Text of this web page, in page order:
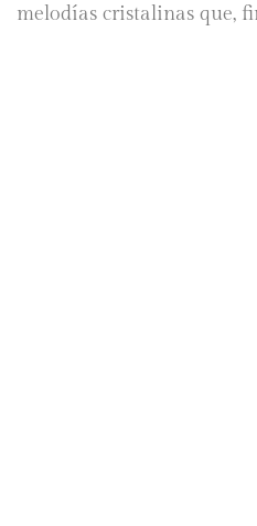
melodías cristalinas que,